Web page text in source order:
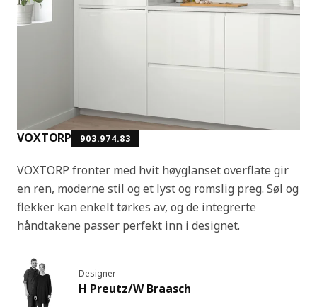
VOXTORP 903.974.83
VOXTORP fronter med hvit høyglanset overflate gir
en ren, moderne stil og et lyst og romslig preg. Søl og
flekker kan enkelt tørkes av, og de integrerte
håndtakene passer perfekt inn i designet.
Designer
H Preutz/W Braasch